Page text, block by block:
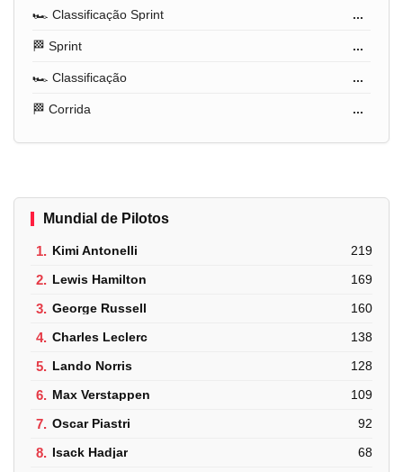
🏎️ Classificação Sprint ...
🏁 Sprint ...
🏎️ Classificação ...
🏁 Corrida ...
Mundial de Pilotos
1. Kimi Antonelli 219
2. Lewis Hamilton 169
3. George Russell 160
4. Charles Leclerc 138
5. Lando Norris 128
6. Max Verstappen 109
7. Oscar Piastri 92
8. Isack Hadjar 68